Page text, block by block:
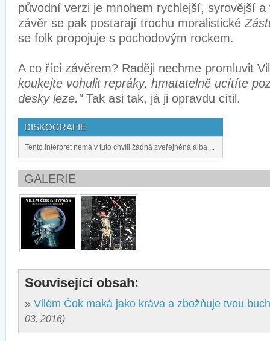
původní verzi je mnohem rychlejší, syrovější
závěr se pak postarají trochu moralistické
se folk propojuje s pochodovým rockem.
A co říci závěrem? Raději nechme promluvit
koukejte vohulit repráky, hmatatelně ucítíte
desky leze."Tak asi tak, já ji opravdu cítil.
DISKOGRAFIE
Tento interpret nemá v tuto chvíli žádná zveřejněná alba ...
GALERIE
Související obsah:
» Vilém Čok maká jako kráva a zbožňuje tvou
03. 2016)